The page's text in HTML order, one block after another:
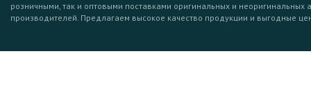
розничными, так и оптовыми поставками оригинальных и неоригинальных
производителей. Предлагаем высокое качество продукции и выгодные